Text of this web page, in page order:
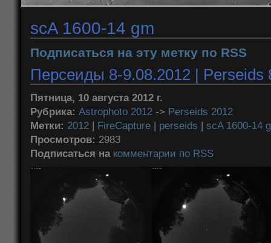
scA 1600-14 gm
Подписаться на эту метку по RSS
Персеиды 8-9.08.2012 | Perseids
Пятница, 10 августа 2012 г.
Рубрика: Astrophoto 2012 -> Perseids 2012
Метки: 2012 | FireCapture | perseids | scA 1600-14
Просмотров: 2983
Подписаться на комментарии по RSS